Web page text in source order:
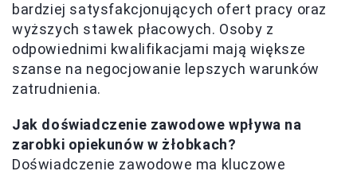
bardziej satysfakcjonujących ofert pracy oraz
wyższych stawek płacowych. Osoby z
odpowiednimi kwalifikacjami mają większe
szanse na negocjowanie lepszych warunków
zatrudnienia.
Jak doświadczenie zawodowe wpływa na
zarobki opiekunów w żłobkach?
Doświadczenie zawodowe ma kluczowe